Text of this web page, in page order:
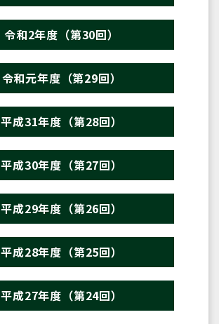
令和2年度（第30回）
令和元年度（第29回）
平成31年度（第28回）
平成30年度（第27回）
平成29年度（第26回）
平成28年度（第25回）
平成27年度（第24回）